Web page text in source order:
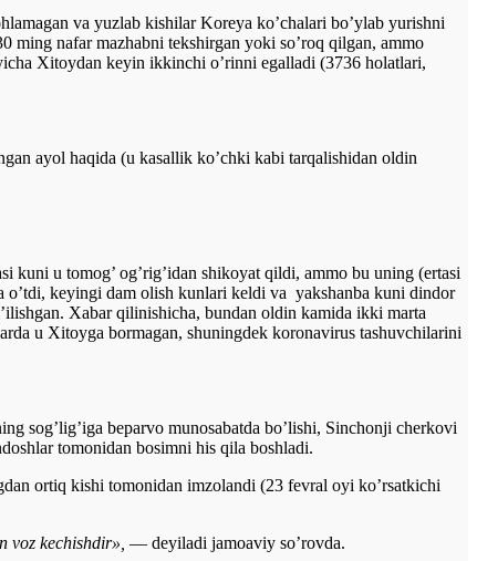
va yuzlab kishilar Koreya ko’chalari bo’ylab yurishni
nafar mazhabni tekshirgan yoki so’roq qilgan, ammo
Xitoydan keyin ikkinchi o’rinni egalladi (3736 holatlari,
ayol haqida (u kasallik ko’chki kabi tarqalishidan oldin
kuni u tomog’ og’rig’idan shikoyat qildi, ammo bu uning (ertasi
o’tdi, keyingi dam olish kunlari keldi va yakshanba kuni dindor
Xabar qilinishicha, bundan oldin kamida ikki marta
u Xitoyga bormagan, shuningdek koronavirus tashuvchilarini
sog’lig’iga beparvo munosabatda bo’lishi, Sinchonji cherkovi
tomonidan bosimni his qila boshladi.
ortiq kishi tomonidan imzolandi (23 fevral oyi ko’rsatkichi
voz kechishdir», — deyiladi jamoaviy so’rovda.